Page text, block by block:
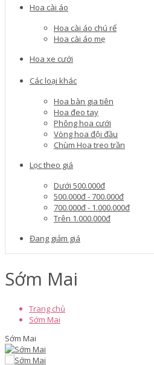
Hoa cài áo
Hoa cài áo chú rể
Hoa cài áo mẹ
Hoa xe cưới
Các loại khác
Hoa bàn gia tiên
Hoa đeo tay
Phông hoa cưới
Vòng hoa đội đầu
Chùm Hoa treo trần
Lọc theo giá
Dưới 500.000đ
500.000đ - 700.000đ
700.000đ - 1.000.000đ
Trên 1.000.000đ
Đang giảm giá
Sớm Mai
Trang chủ
Sớm Mai
Sớm Mai